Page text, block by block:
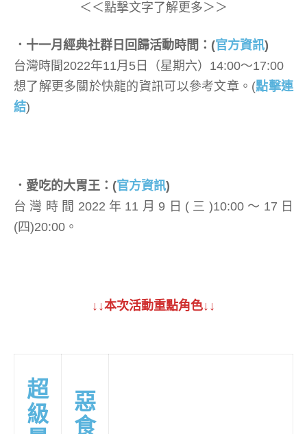
＜＜點擊文字了解更多＞＞
．十一月經典社群日回歸活動時間：(官方資訊)
台灣時間2022年11月5日（星期六）14:00～17:00
想了解更多關於快龍的資訊可以參考文章。(點擊連
結)
．愛吃的大胃王：(官方資訊)
台灣時間2022年11月9日(三)10:00～17日
(四)20:00。
↓↓本次活動重點角色↓↓
超
級
惡
食